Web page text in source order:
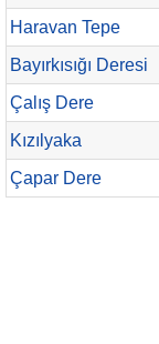
Haravan Tepe
Bayırkısığı Deresi
Çalış Dere
Kızılyaka
Çapar Dere